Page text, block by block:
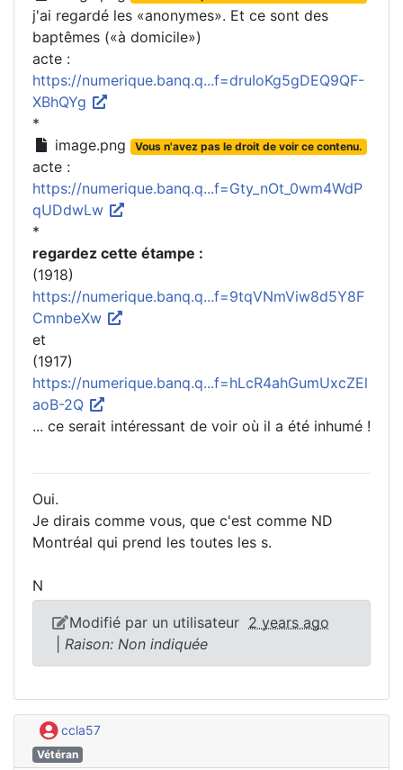
j'ai regardé les «anonymes». Et ce sont des
baptêmes («à domicile»)
acte :
https://numerique.banq.q...f=druIoKg5gDEQ9QF-
XBhQYg
*
image.png
Vous n'avez pas le droit de voir ce contenu.
acte :
https://numerique.banq.q...f=Gty_nOt_0wm4WdP
qUDdwLw
*
regardez cette étampe :
(1918)
https://numerique.banq.q...f=9tqVNmViw8d5Y8F
CmnbeXw
et
(1917)
https://numerique.banq.q...f=hLcR4ahGumUxcZEl
aoB-2Q
... ce serait intéressant de voir où il a été inhumé !
Oui.
Je dirais comme vous, que c'est comme ND
Montréal qui prend les toutes les s.
N
Modifié par un utilisateur 2 years ago
Raison: Non indiquée
ccla57
Vétéran